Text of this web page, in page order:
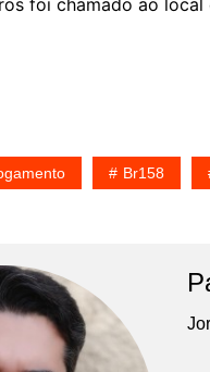
foi chamado ao
Br158